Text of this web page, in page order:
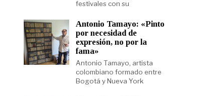
festivales con su
Antonio Tamayo: «Pinto
por necesidad de
expresión, no por la
fama»
Antonio Tamayo, artista
colombiano formado entre
Bogotá y Nueva York